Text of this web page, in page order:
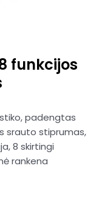
funkcijos
padengtas
srauto stiprumas,
8 skirtingi
rankena